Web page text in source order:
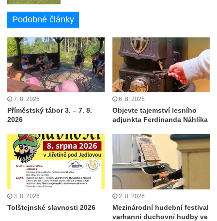
Podobné články
7. 8. 2026
Příměstský tábor 3. – 7. 8.
2026
6. 8. 2026
Objevte tajemství lesního
adjunkta Ferdinanda Náhlíka
3. 8. 2026
Tolštejnské slavnosti 2026
2. 8. 2026
Mezinárodní hudební festival
varhanní duchovní hudby ve